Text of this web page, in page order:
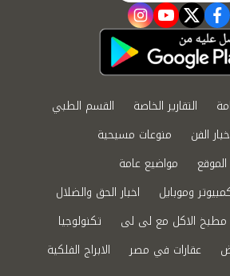
facebook
twitter
youtube
instagram
التقارير الخاصة
القسم الطبي
الفن
منوعات مسيحية
مواضيع عامة
وموبايل
اخبار الحق والضلال
مطبخ الاكل مع لى لى
تكنولوجيا
عقارات في مصر
الابراج الفلكية